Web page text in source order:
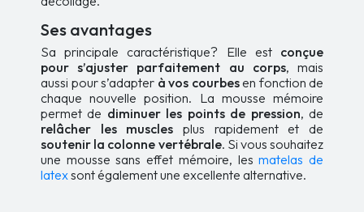
Ses avantages
Sa principale caractéristique? Elle est conçue
pour s’ajuster parfaitement au corps, mais
aussi pour s’adapter à vos courbesen fonction de
chaque nouvelle position. La mousse mémoire
permet de diminuer les points de pression, de
relâcher les muscles plus rapidement et de
soutenir la colonne vertébrale. Si vous souhaitez
une mousse sans effet mémoire, lesmatelas de
latexsont également une excellente alternative.